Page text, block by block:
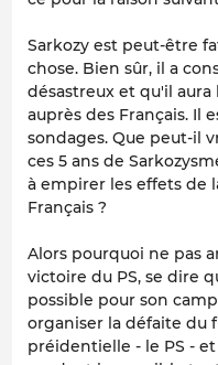
Sarkozy est peut-être
chose. Bien sûr, il a
désastreux et qu'il
auprès des Français. Il
sondages. Que peut-il
ces 5 ans de
à empirer les effets de
Français ?
Alors pourquoi ne pas
victoire du PS, se dire
possible pour son
organiser la défaite du
préidentielle - le PS -